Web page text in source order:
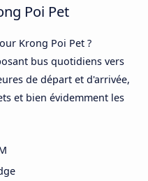
Poi Pet
Krong Poi Pet ?
bus quotidiens vers
de départ et d'arrivée,
et bien évidemment les